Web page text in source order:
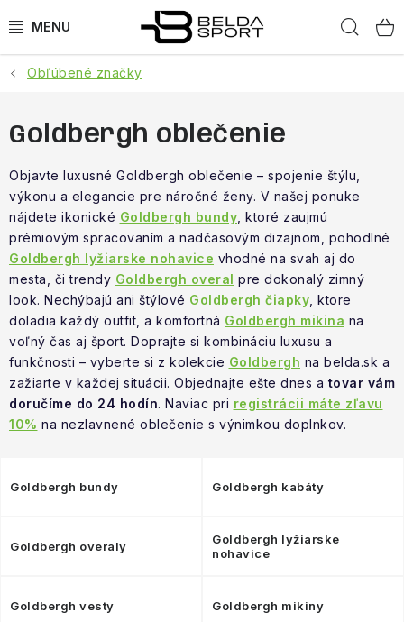
na
ŠPORTY
BEH
BOGNER
GOLDBERGH
OBLEČENIE
DOPLNKY
NAŠE SLUŽBY
ZNAČKY
Vrátenie a výmena Doprava a platba
Blog
Obľúbené značky
Goldbergh oblečenie
Objavte luxusné Goldbergh oblečenie – spojenie štýlu,
výkonu a elegancie pre náročné ženy. V našej ponuke
nájdete ikonické Goldbergh bundy , ktoré zaujmú
prémiovým spracovaním a nadčasovým dizajnom, pohodlné
Goldbergh lyžiarske nohavice vhodné na svah aj do
mesta, či trendy Goldbergh overal pre dokonalý zimný
look. Nechýbajú ani štýlové Goldbergh čiapky , ktore
doladia každý outfit, a komfortná Goldbergh mikina na
voľný čas aj šport. Doprajte si kombináciu luxusu a
funkčnosti – vyberte si z kolekcie Goldbergh na belda.sk a
zažiarte v každej situácii. Objednajte ešte dnes a tovar vám
doručíme do 24 hodín. Naviac pri registrácii máte zľavu
10% na nezlavnené oblečenie s výnimkou doplnkov.
Goldbergh bundy Goldbergh kabáty
Goldbergh overaly
Goldbergh lyžiarske
nohavice
Goldbergh vesty Goldbergh mikiny